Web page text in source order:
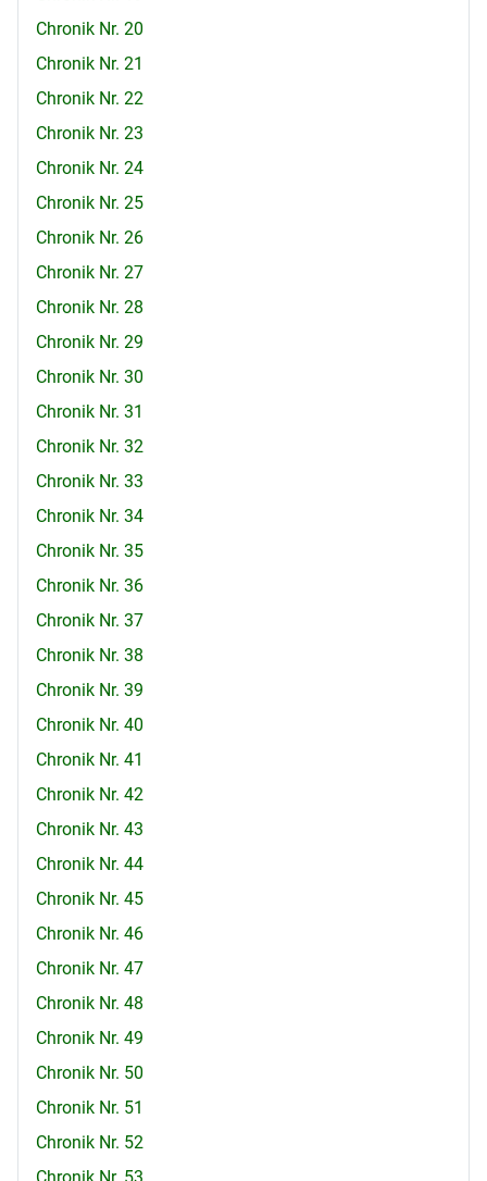
Chronik Nr. 20
Chronik Nr. 21
Chronik Nr. 22
Chronik Nr. 23
Chronik Nr. 24
Chronik Nr. 25
Chronik Nr. 26
Chronik Nr. 27
Chronik Nr. 28
Chronik Nr. 29
Chronik Nr. 30
Chronik Nr. 31
Chronik Nr. 32
Chronik Nr. 33
Chronik Nr. 34
Chronik Nr. 35
Chronik Nr. 36
Chronik Nr. 37
Chronik Nr. 38
Chronik Nr. 39
Chronik Nr. 40
Chronik Nr. 41
Chronik Nr. 42
Chronik Nr. 43
Chronik Nr. 44
Chronik Nr. 45
Chronik Nr. 46
Chronik Nr. 47
Chronik Nr. 48
Chronik Nr. 49
Chronik Nr. 50
Chronik Nr. 51
Chronik Nr. 52